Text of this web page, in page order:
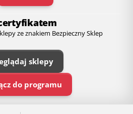
ze znakiem Bezpieczny Sklep
sklepy
do programu